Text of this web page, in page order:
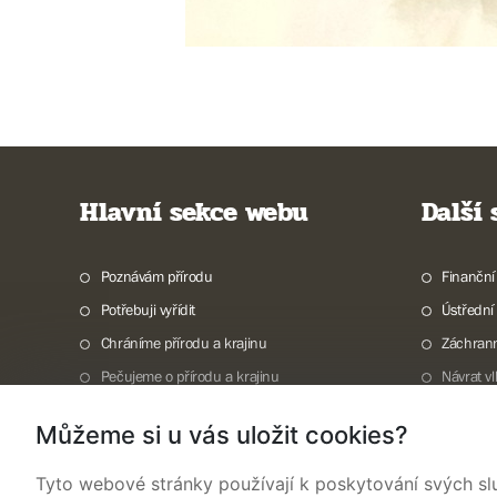
Hlavní sekce webu
Poznávám přírodu
Potřebuji vyřídit
Chráníme přírodu a krajinu
Pečujeme o přírodu a krajinu
O nás
TISKOVÉ ZPRÁVY
Další
Návrat
Mapová
Můžeme si u vás uložit cookies?
Tyto webové stránky používají k poskytování svých